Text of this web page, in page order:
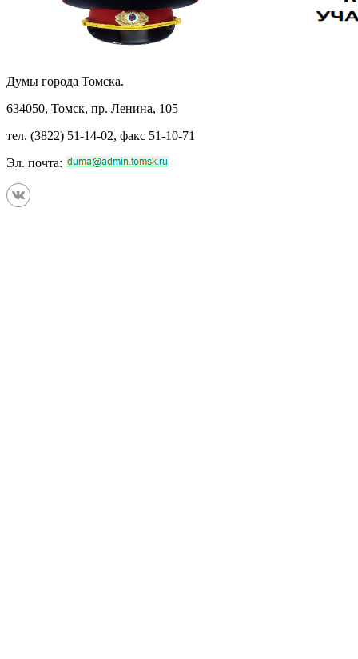
Думы города Томска.
634050, Томск, пр. Ленина, 105
тел. (3822) 51-14-02, факс 51-10-71
Эл. почта: